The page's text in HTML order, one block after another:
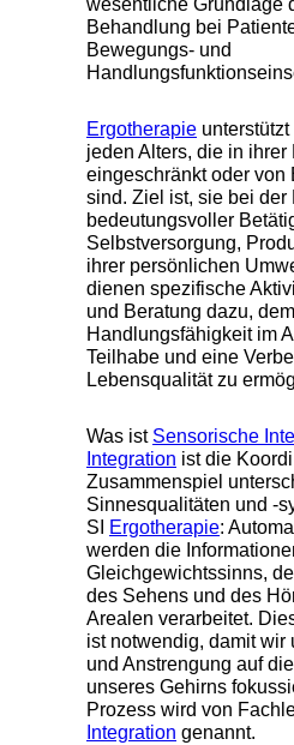
Behandlung bei
Bewegungs- und
Ergotherapie
jeden Alters, die in
eingeschränkt oder von
sind. Ziel ist, sie bei der
bedeutungsvoller
Selbstversorgung,
ihrer persönlichen
dienen spezifische
und Beratung dazu,
Handlungsfähigkeit im
Teilhabe und eine
Lebensqualität zu
Was ist Sensorische
Integration ist die
Zusammenspiel
Sinnesqualitäten und -
SI Ergotherapie:
werden die
Gleichgewichtssinns,
des Sehens und des
Arealen verarbeitet.
ist notwendig, damit wir
und Anstrengung auf
unseres Gehirns
Prozess wird von
Integration genannt.